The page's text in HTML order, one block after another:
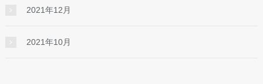
2021年12月
2021年10月